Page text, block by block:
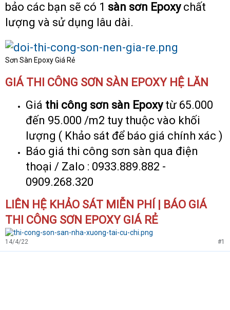
bảo các bạn sẽ có 1 sàn sơn Epoxychất
lượng và sử dụng lâu dài.
Sơn Sàn Epoxy Giá Rẻ
GIÁ THI CÔNG SƠN SÀN EPOXY HỆ LĂN
Giá thi công sơn sàn Epoxytừ 65.000
đến 95.000 /m2 tuy thuộc vào khối
lượng ( Khảo sát để báo giá chính xác )
Báo giá thi công sơn sàn qua điện
thoại / Zalo : 0933.889.882 -
0909.268.320
LIÊN HỆ KHẢO SÁT MIỄN PHÍ | BÁO GIÁ
THI CÔNG SƠN EPOXY GIÁ RẺ
14/4/22 #1